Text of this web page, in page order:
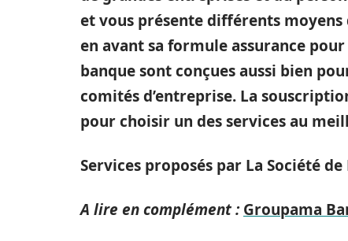
et vous présente différents
en avant sa formule assurance
banque sont conçues aussi bien
comités d’entreprise. La
pour choisir un des services au
Services proposés par La Société de
A lire en complément : Groupama